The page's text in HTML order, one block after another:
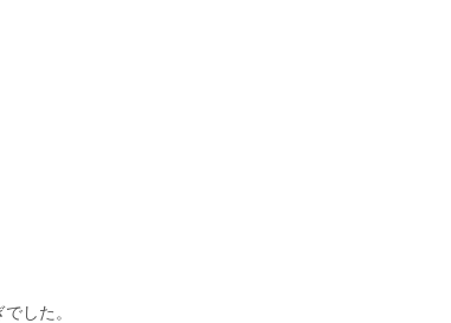
した。